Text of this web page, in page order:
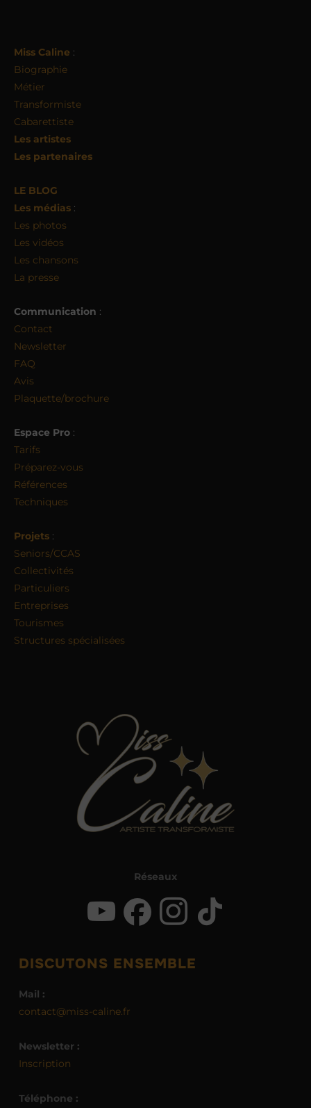
Miss Caline :
Biographie
Métier
Transformiste
Cabarettiste
Les artistes
Les partenaires
LE BLOG
Les médias :
Les photos
Les vidéos
Les chansons
La presse
Communication :
Contact
Newsletter
FAQ
Avis
Plaquette/brochure
Espace Pro :
Tarifs
Préparez-vous
Références
Techniques
Projets :
Seniors/CCAS
Collectivités
Particuliers
Entreprises
Tourismes
Structures spécialisées
Réseaux
DISCUTONS ENSEMBLE
Mail :
contact@miss-caline.fr
Newsletter :
Inscription
Téléphone :